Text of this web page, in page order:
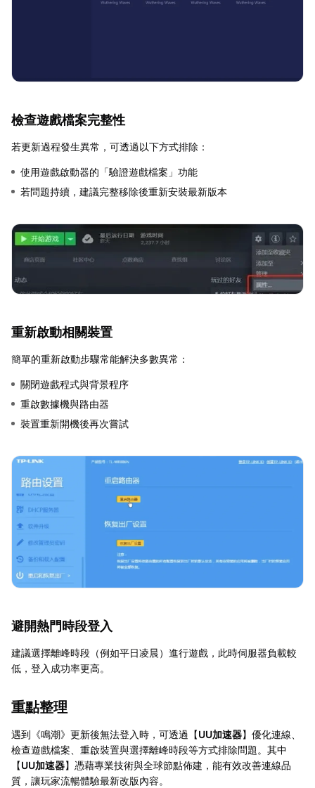
檢查遊戲檔案完整性
若更新過程發生異常，可透過以下方式排除：
使用遊戲啟動器的「驗證遊戲檔案」功能
若問題持續，建議完整移除後重新安裝最新版本
重新啟動相關裝置
簡單的重新啟動步驟常能解決多數異常：
關閉遊戲程式與背景程序
重啟數據機與路由器
裝置重新開機後再次嘗試
避開熱門時段登入
建議選擇離峰時段（例如平日凌晨）進行遊戲，此時伺服器負載較
低，登入成功率更高。
重點整理
遇到《鳴潮》更新後無法登入時，可透過【UU加速器】優化連線、
檢查遊戲檔案、重啟裝置與選擇離峰時段等方式排除問題。其中
【UU加速器】憑藉專業技術與全球節點佈建，能有效改善連線品
質，讓玩家流暢體驗最新改版內容。